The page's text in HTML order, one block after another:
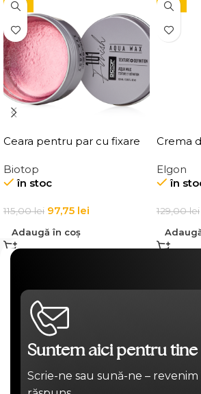
-15%
Ceara pentru par cu fixare
Texture Definition
Biotop
în stoc
115,00lei 97,75 lei
Adaugă în coș
-15%
Crema
Affixx
Cream
Elgon
în
129,00lei
Suntem aici pentru tine
Scrie-ne sau sună-ne –